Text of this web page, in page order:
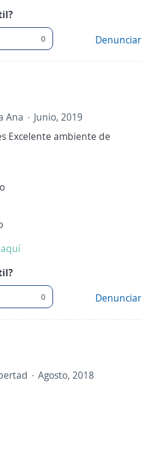
0 Denunciar
Ana
Junio, 2019
Excelente ambiente de
0 Denunciar
Agosto, 2018